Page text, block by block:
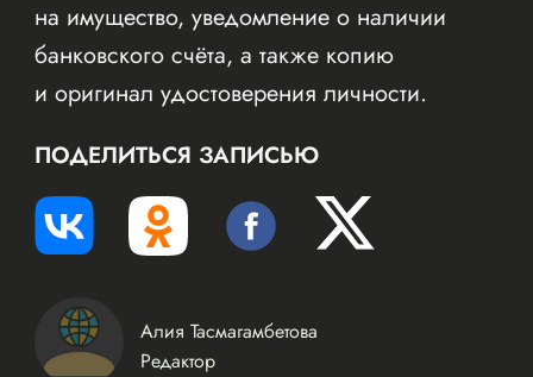
на имущество, уведомление о наличии
банковского счёта, а также копию
и оригинал удостоверения личности.
ПОДЕЛИТЬСЯ ЗАПИСЬЮ
Алия Тасмагамбетова
Редактор